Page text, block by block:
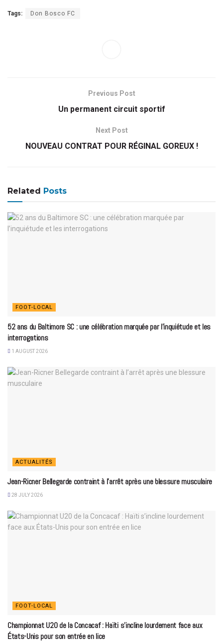
Tags: Don Bosco FC
Previous Post
Un permanent circuit sportif
Next Post
NOUVEAU CONTRAT POUR RÉGINAL GOREUX !
Related Posts
FOOT-LOCAL
52 ans du Baltimore SC : une célébration marquée par l’inquiétude et les
interrogations
1 AUGUST 2026
ACTUALITÉS
Jean-Ricner Bellegarde contraint à l’arrêt après une blessure musculaire
28 JULY 2026
FOOT-LOCAL
Championnat U20 de la Concacaf : Haïti s’incline lourdement face aux
États-Unis pour son entrée en lice